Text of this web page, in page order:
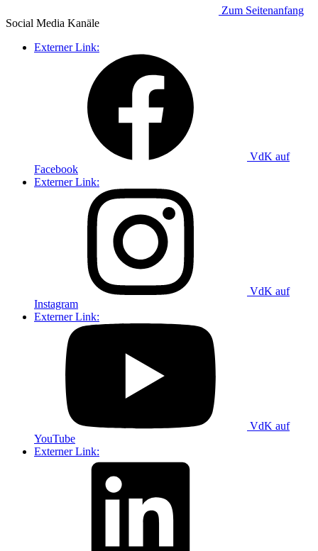
Zum Seitenanfang
Social Media Kanäle
Externer Link:
VdK auf
Facebook
Externer Link:
VdK auf
Instagram
Externer Link:
VdK auf
YouTube
Externer Link: